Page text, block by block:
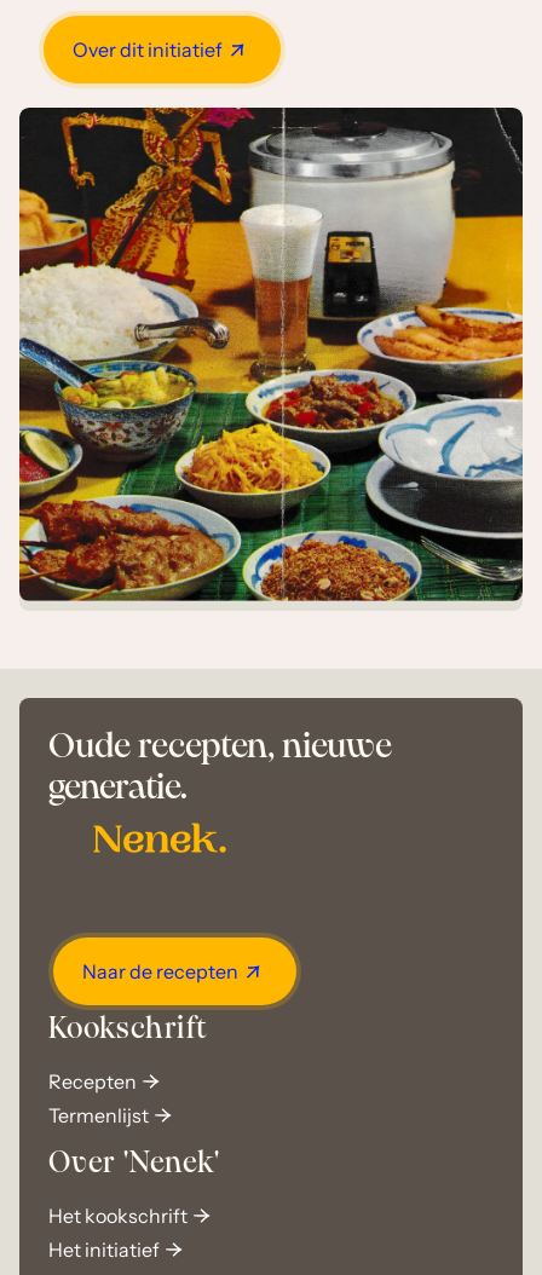
Over dit initiatief
Oude recepten, nieuwe
generatie.
Naar de recepten
Kookschrift
Recepten
Termenlijst
Over 'Nenek'
Het kookschrift
Het initiatief